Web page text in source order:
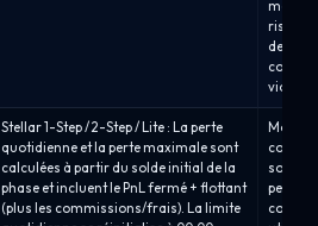
risque
Stellar 1-Step / 2-Step / Lite : La perte
quotidienne et la perte maximale sont
calculées à partir du solde initial de la
phase et incluent le PnL fermé + flottant
(plus les commissions/frais). La limite
Modèle
son
perte